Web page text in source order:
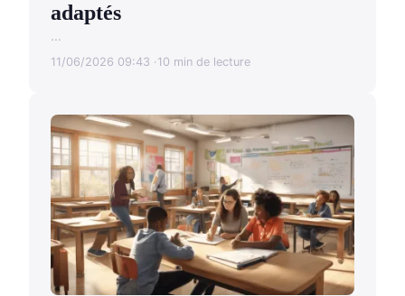
adaptés
...
11/06/2026 09:43 10 min de lecture